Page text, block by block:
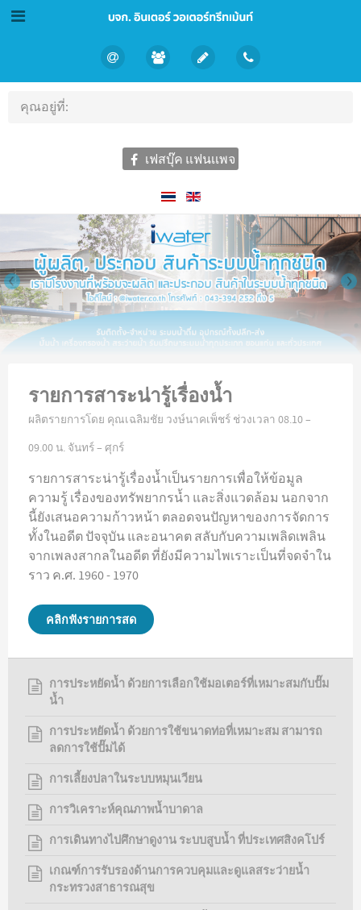
คุณอยู่ที่:
เฟสบุ๊ค แฟนเเพจ
›
‹
รายการสาระน่ารู้เรื่องน้ำ
ผลิตรายการโดย คุณเฉลิมชัย วงษ์นาคเพ็ชร์ ช่วงเวลา 08.10 –
09.00 น. จันทร์ – ศุกร์
รายการสาระน่ารู้เรื่องน้ำเป็นรายการเพื่อให้ข้อมูล
ความรู้ เรื่องของทรัพยากรน้ำ และสิ่งแวดล้อม นอกจาก
นี้ยังเสนอความก้าวหน้า ตลอดจนปัญหาของการจัดการ
ทั้งในอดีต ปัจจุบัน และอนาคต สลับกับความเพลิดเพลิน
จากเพลงสากลในอดีต ที่ยังมีความไพเราะเป็นที่จดจำใน
ราว ค.ศ. 1960 - 1970
คลิกฟังรายการสด
การประหยัดน้ำ ด้วยการเลือกใช้มอเตอร์ที่เหมาะสมกับปั๊ม
น้ำ
การประหยัดน้ำ ด้วยการใช้ขนาดท่อที่เหมาะสม สามารถ
ลดการใช้ปั๊มได้
การเลี้ยงปลาในระบบหมุนเวียน
การวิเคราะห์คุณภาพน้ำบาดาล
การเดินทางไปศึกษาดูงาน ระบบสูบน้ำ ที่ประเทศสิงคโปร์
เกณฑ์การรับรองด้านการควบคุมและดูแลสระว่ายน้ำ
กระทรวงสาธารณสุข